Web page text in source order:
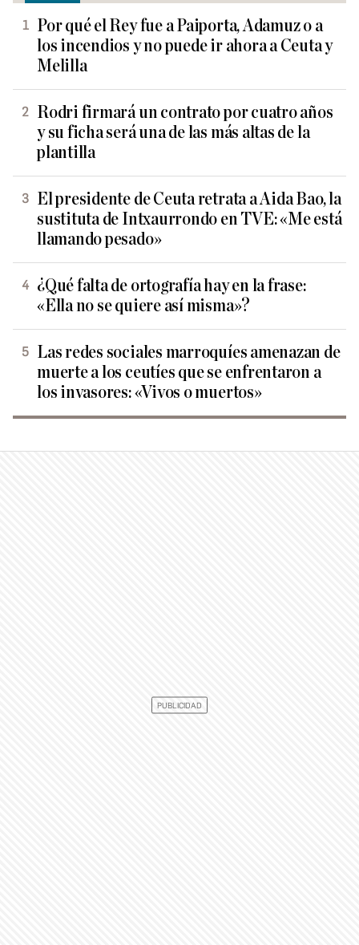
Por qué el Rey fue a Paiporta, Adamuz o a
los incendios y no puede ir ahora a Ceuta y
Melilla
Rodri firmará un contrato por cuatro años
y su ficha será una de las más altas de la
plantilla
El presidente de Ceuta retrata a Aida Bao, la
sustituta de Intxaurrondo en TVE: «Me está
llamando pesado»
¿Qué falta de ortografía hay en la frase:
«Ella no se quiere así misma»?
Las redes sociales marroquíes amenazan de
muerte a los ceutíes que se enfrentaron a
los invasores: «Vivos o muertos»